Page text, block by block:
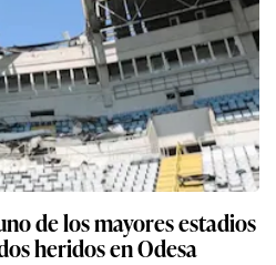
de los mayores estadios
heridos en Odesa